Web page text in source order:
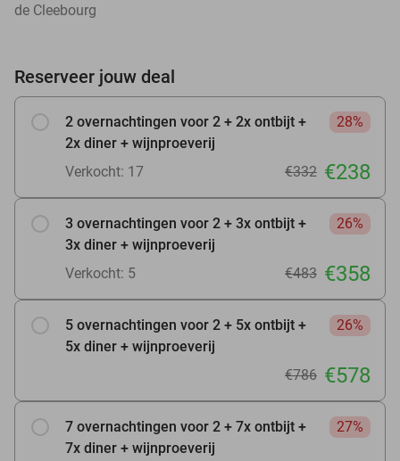
de Cleebourg
Reserveer jouw deal
2 overnachtingen voor 2 + 2x ontbijt +
2x diner + wijnproeverij
28%
Verkocht: 17 €332 €238
3 overnachtingen voor 2 + 3x ontbijt +
3x diner + wijnproeverij
26%
Verkocht: 5 €483 €358
5 overnachtingen voor 2 + 5x ontbijt +
5x diner + wijnproeverij
26%
€786 €578
7 overnachtingen voor 2 + 7x ontbijt +
7x diner + wijnproeverij
27%